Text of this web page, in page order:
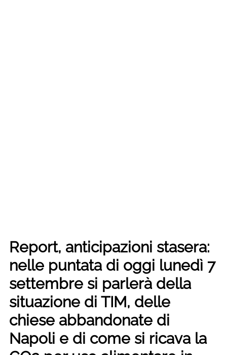
Report, anticipazioni stasera:
nelle puntata di oggi lunedì 7
settembre si parlerà della
situazione di TIM, delle
chiese abbandonate di
Napoli e di come si ricava la